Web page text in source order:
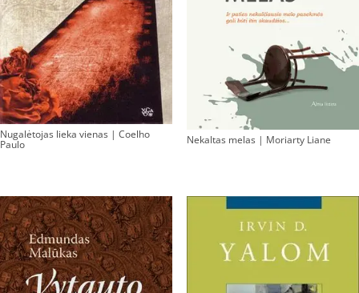
Nugalėtojas lieka vienas | Coelho
Paulo Nekaltas melas | Moriarty Liane